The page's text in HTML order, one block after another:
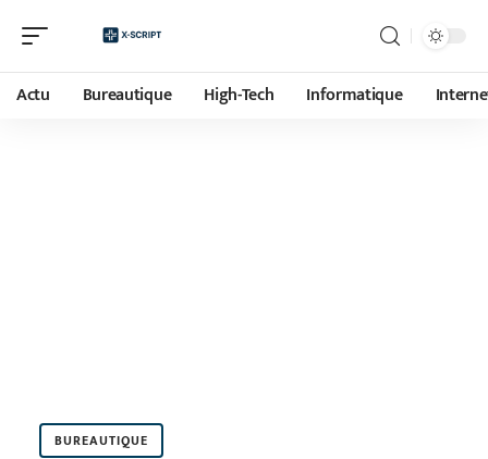
Actu Bureautique High-Tech Informatique
BUREAUTIQUE